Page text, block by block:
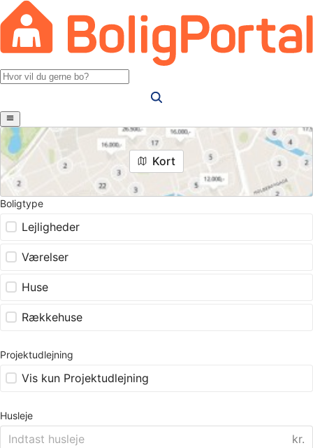
Kort
Boligtype
Lejligheder
Værelser
Huse
Rækkehuse
Projektudlejning
Vis kun Projektudlejning
Husleje
kr.